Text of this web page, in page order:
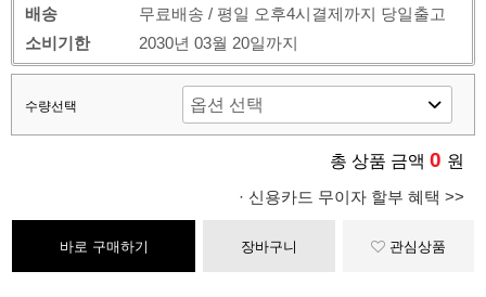
배송
무료배송 / 평일 오후4시결제까지 당일출고
소비기한
2030년 03월 20일까지
수량선택
총 상품 금액 0 원
· 신용카드 무이자 할부 혜택 >>
바로 구매하기 장바구니 관심상품